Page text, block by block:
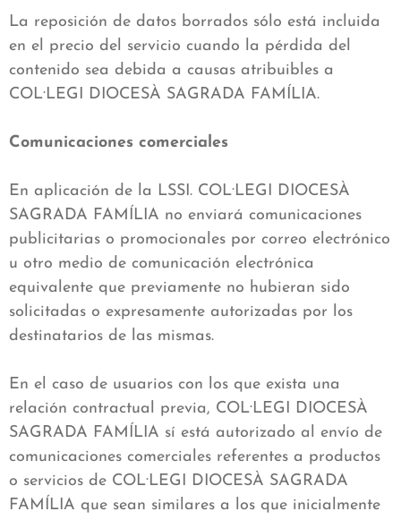
La reposición de datos borrados sólo está incluida
en el precio del servicio cuando la pérdida del
contenido sea debida a causas atribuibles a
COL·LEGI DIOCESÀ SAGRADA FAMÍLIA.
Comunicaciones comerciales
En aplicación de la LSSI. COL·LEGI DIOCESÀ
SAGRADA FAMÍLIA no enviará comunicaciones
publicitarias o promocionales por correo electrónico
u otro medio de comunicación electrónica
equivalente que previamente no hubieran sido
solicitadas o expresamente autorizadas por los
destinatarios de las mismas.
En el caso de usuarios con los que exista una
relación contractual previa, COL·LEGI DIOCESÀ
SAGRADA FAMÍLIA sí está autorizado al envío de
comunicaciones comerciales referentes a productos
o servicios de COL·LEGI DIOCESÀ SAGRADA
FAMÍLIA que sean similares a los que inicialmente